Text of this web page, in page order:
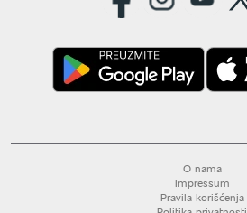
O nama
Impressum
Pravila korišćenja